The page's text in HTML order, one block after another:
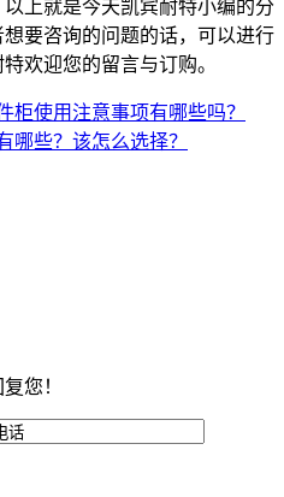
上就是今天凯宾耐特小编的分
要咨询的问题的话，可以进行
欢迎您的留言与订购。
柜使用注意事项有哪些吗？
哪些？该怎么选择？
您！